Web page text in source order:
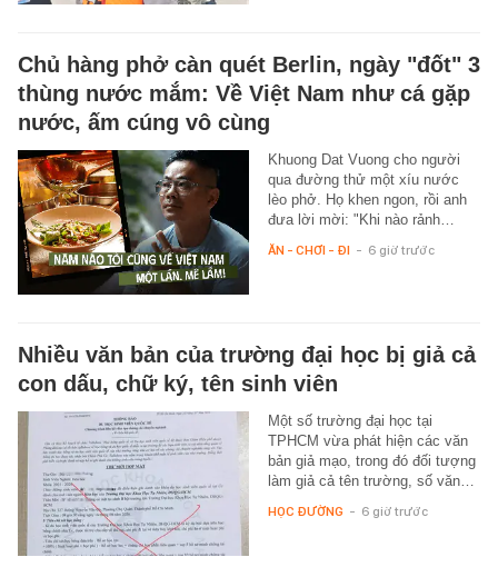
Chủ hàng phở càn quét Berlin, ngày "đốt" 3
thùng nước mắm: Về Việt Nam như cá gặp
nước, ấm cúng vô cùng
Khuong Dat Vuong cho người
qua đường thử một xíu nước
lèo phở. Họ khen ngon, rồi anh
đưa lời mời: "Khi nào rảnh…
ĂN - CHƠI - ĐI - 6 giờ trước
Nhiều văn bản của trường đại học bị giả cả
con dấu, chữ ký, tên sinh viên
Một số trường đại học tại
TPHCM vừa phát hiện các văn
bản giả mạo, trong đó đối tượng
làm giả cả tên trường, số văn…
HỌC ĐƯỜNG - 6 giờ trước